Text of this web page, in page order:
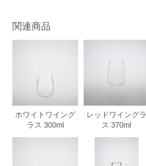
関連商品
ホワイトワイング
ラス 300ml
レッドワイングラ
ス 370ml